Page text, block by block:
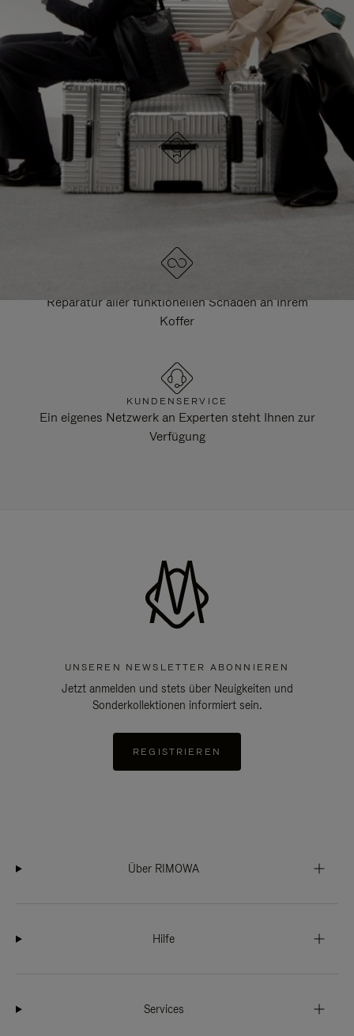
SIE,
ES
ANZUHALTEN
AUFHEBEN
STUMMSCHALTUNG
DESIGNED IN DEUTSCHLAND
Jedes Stück wird auf Qualität geprüft und sorgfältig
Reparatur aller funktionellen Schäden an Ihrem
Koffer
KUNDENSERVICE
Ein eigenes Netzwerk an Experten steht Ihnen zur
Verfügung
UNSEREN NEWSLETTER ABONNIEREN
Jetzt anmelden und stets über Neuigkeiten und
Sonderkollektionen informiert sein.
REGISTRIEREN
Über RIMOWA
Hilfe
Services